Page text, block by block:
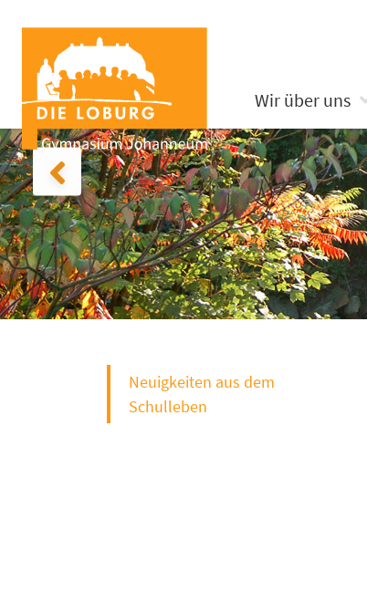
Wir über uns
Neuigkeiten aus dem
Schulleben